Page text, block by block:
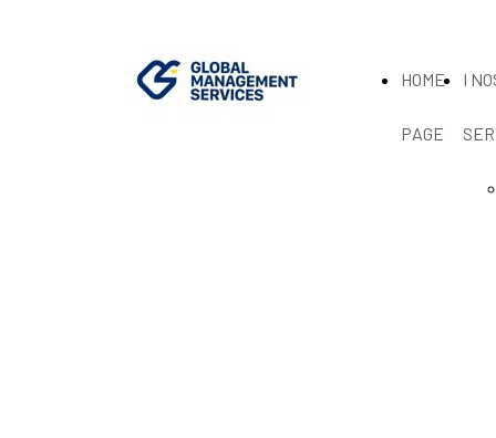
HOME
PAGE
I